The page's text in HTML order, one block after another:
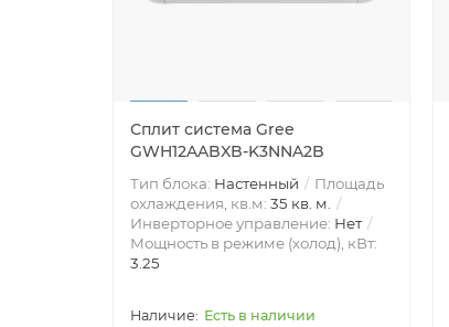
Сплит система Gree
GWH12AABXB-K3NNA2B
Тип блока: Настенный
Площадь
охлаждения, кв.м: 35 кв. м.
Инверторное управление: Нет
Мощность в режиме (холод), кВт:
3.25
Есть в наличии